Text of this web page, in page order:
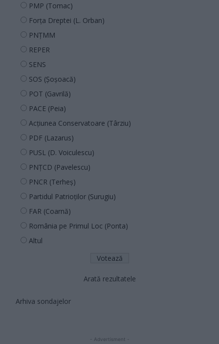
PMP (Tomac)
Forța Dreptei (L. Orban)
PNȚMM
REPER
SENS
SOS (Șoșoacă)
POT (Gavrilă)
PACE (Peia)
Acțiunea Conservatoare (Târziu)
PDF (Lazarus)
PUSL (D. Voiculescu)
PNȚCD (Pavelescu)
PNCR (Terheș)
Partidul Patrioților (Surugiu)
FAR (Coarnă)
România pe Primul Loc (Ponta)
Altul
Arată rezultatele
Arhiva sondajelor
- Advertisment -